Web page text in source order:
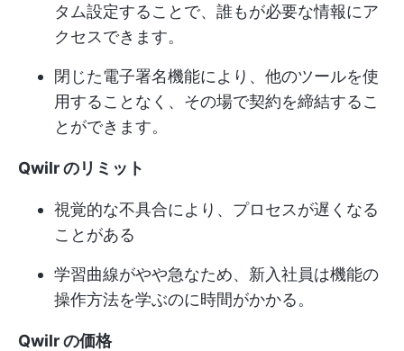
タム設定することで、誰もが必要な情報にア
クセスできます。
閉じた電子署名機能により、他のツールを使
用することなく、その場で契約を締結するこ
とができます。
Qwilr のリミット
視覚的な不具合により、プロセスが遅くなる
ことがある
学習曲線がやや急なため、新入社員は機能の
操作方法を学ぶのに時間がかかる。
Qwilr の価格